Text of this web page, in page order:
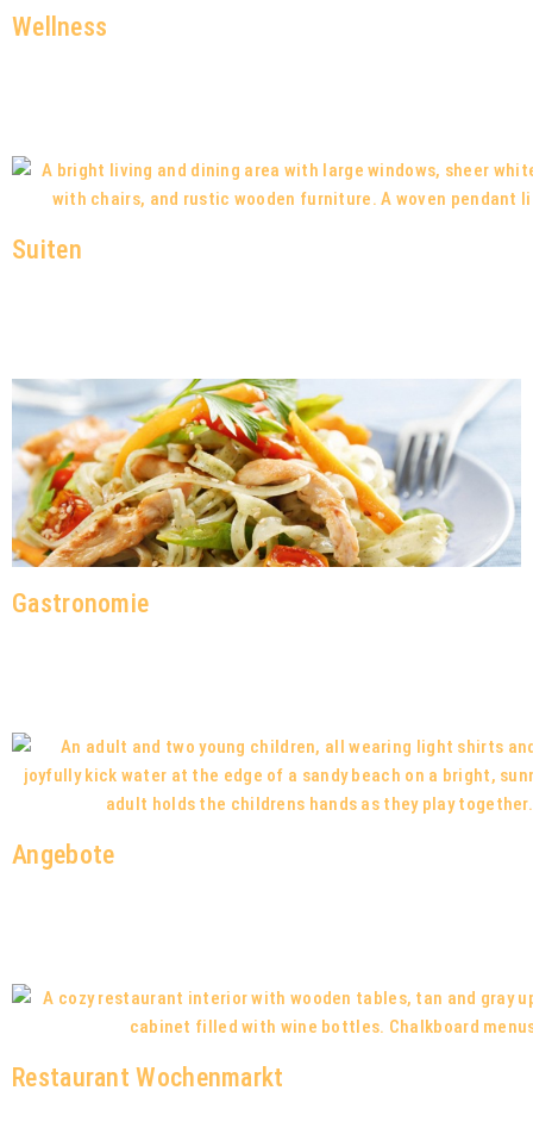
Wellness
Suiten
Gastronomie
Angebote
Restaurant Wochenmarkt